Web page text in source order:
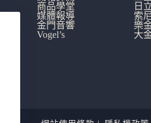
商品學堂
媒體報導
金門音響
Vogel’s
日
索
樂
大